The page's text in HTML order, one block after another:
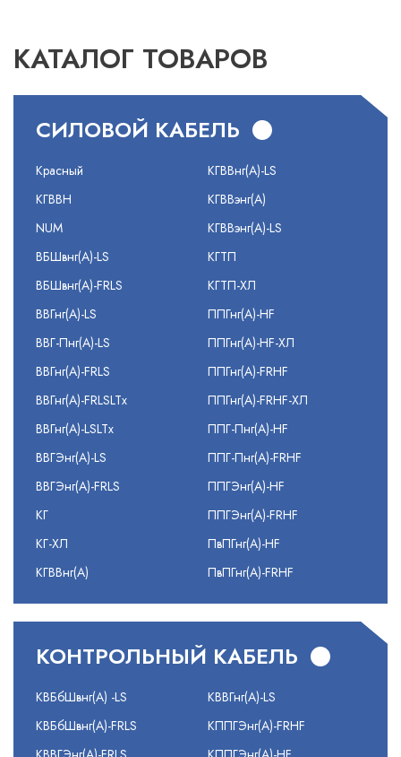
КАТАЛОГ ТОВАРОВ
СИЛОВОЙ КАБЕЛЬ
Красный
КГВВН
NUM
ВБШвнг(А)-LS
ВБШвнг(А)-FRLS
ВВГнг(А)-LS
ВВГ-Пнг(А)-LS
ВВГнг(А)-FRLS
ВВГнг(А)-FRLSLTx
ВВГнг(А)-LSLTx
ВВГЭнг(А)-LS
ВВГЭнг(А)-FRLS
КГ
КГ-ХЛ
КГВВнг(А)
КГВВнг(А)-LS
КГВВэнг(А)
КГВВэнг(А)-LS
КГТП
КГТП-ХЛ
ППГнг(А)-HF
ППГнг(А)-HF-ХЛ
ППГнг(А)-FRHF
ППГнг(А)-FRHF-ХЛ
ППГ-Пнг(А)-HF
ППГ-Пнг(А)-FRHF
ППГЭнг(А)-HF
ППГЭнг(А)-FRHF
ПвПГнг(А)-HF
ПвПГнг(А)-FRHF
КОНТРОЛЬНЫЙ КАБЕЛЬ
КВБбШвнг(А) -LS
КВБбШвнг(А)-FRLS
КВВГнг(А)-LS
КППГЭнг(А)-FRHF